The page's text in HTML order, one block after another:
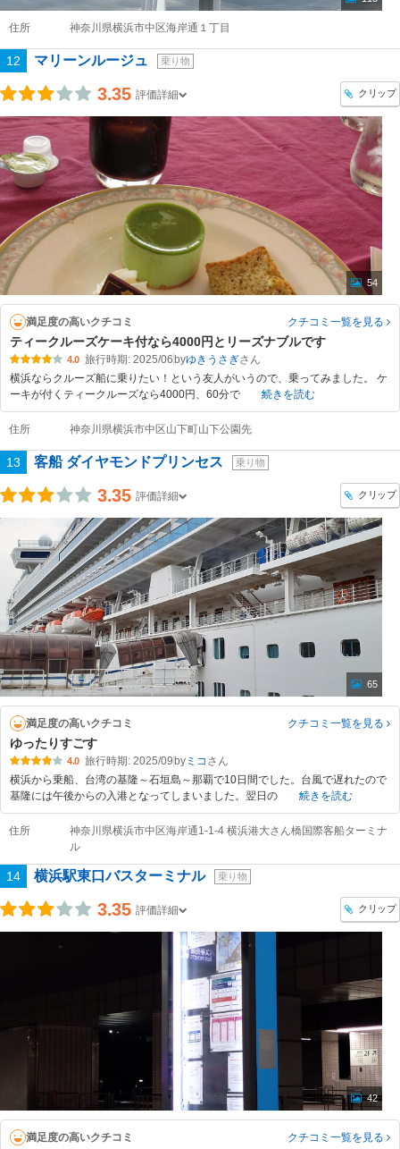
住所 神奈川県横浜市中区海岸通１丁目
12 マリーンルージュ 乗り物
3.35 評価詳細 クリップ
54
満足度の高いクチコミ クチコミ一覧を見る
ティークルーズケーキ付なら4000円とリーズナブルです
4.0 旅行時期: 2025/06 byゆきうさぎ
横浜ならクルーズ船に乗りたい！という友人がいうので、乗ってみました。 ケ
ーキが付くティークルーズなら4000円、60分で
続きを読む
住所 神奈川県横浜市中区山下町山下公園先
13 客船 ダイヤモンドプリンセス 乗り物
3.35 評価詳細 クリップ
65
満足度の高いクチコミ クチコミ一覧を見る
ゆったりすごす
4.0 旅行時期: 2025/09 byミコ
横浜から乗船、台湾の基隆～石垣島～那覇で10日間でした。台風で遅れたので
基隆には午後からの入港となってしまいました。翌日の
続きを読む
住所
神奈川県横浜市中区海岸通1-1-4 横浜港大さん橋国際客船ターミナ
ル
14 横浜駅東口バスターミナル 乗り物
3.35 評価詳細 クリップ
42
満足度の高いクチコミ クチコミ一覧を見る